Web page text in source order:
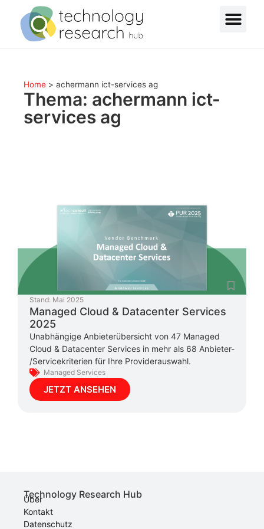
Home > achermann ict-services ag
Thema: achermann ict-
services ag
Stand: Mai 2025
Managed Cloud & Datacenter Services
2025
Unabhängige Anbieterübersicht von 47 Managed
Cloud & Datacenter Services in mehr als 68 Anbieter-
/Servicekriterien für Ihre Providerauswahl.
Managed Services
JETZT ANSEHEN
Technology Research Hub
Über
Kontakt
Datenschutz